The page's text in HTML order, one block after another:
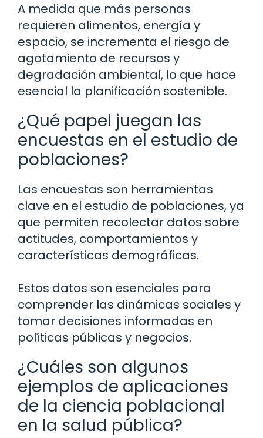
A medida que más personas
requieren alimentos, energía y
espacio, se incrementa el riesgo de
agotamiento de recursos y
degradación ambiental, lo que hace
esencial la planificación sostenible.
¿Qué papel juegan las
encuestas en el estudio de
poblaciones?
Las encuestas son herramientas
clave en el estudio de poblaciones, ya
que permiten recolectar datos sobre
actitudes, comportamientos y
características demográficas.
Estos datos son esenciales para
comprender las dinámicas sociales y
tomar decisiones informadas en
políticas públicas y negocios.
¿Cuáles son algunos
ejemplos de aplicaciones
de la ciencia poblacional
en la salud pública?